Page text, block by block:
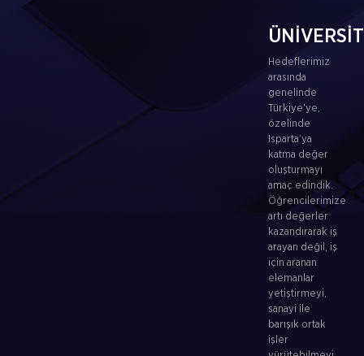
Hedeflerimiz
arasında
genelinde
Türkiye’ye,
özelinde
Isparta’ya
katma değer
oluşturmayı
amaç edindik.
Öğrencilerimize
artı değerler
kazandırarak iş
arayan değil, iş
için aranan
elemanlar
yetiştirmeyi,
sanayi ile
barışık ortak
işler